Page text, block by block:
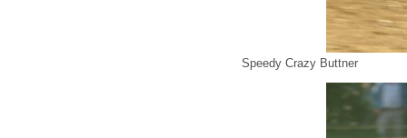
Speedy Crazy Buttner